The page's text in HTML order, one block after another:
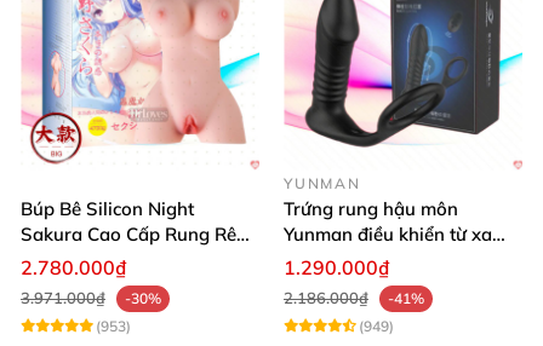
Búp Bê Silicon Night
Sakura Cao Cấp Rung Rên
Thực Tế
2.780.000₫
3.971.000₫
-30%
(953)
YUNMAN
Trứng rung hậu môn
Yunman điều khiển từ xa
quai đeo kích thích
1.290.000₫
2.186.000₫
-41%
(949)